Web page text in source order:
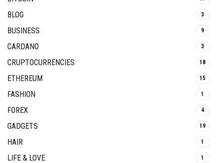
BLOG 3
BUSINESS 9
CARDANO 3
CRUPTOCURRENCIES 18
ETHEREUM 15
FASHION 1
FOREX 4
GADGETS 19
HAIR 1
LIFE & LOVE 1